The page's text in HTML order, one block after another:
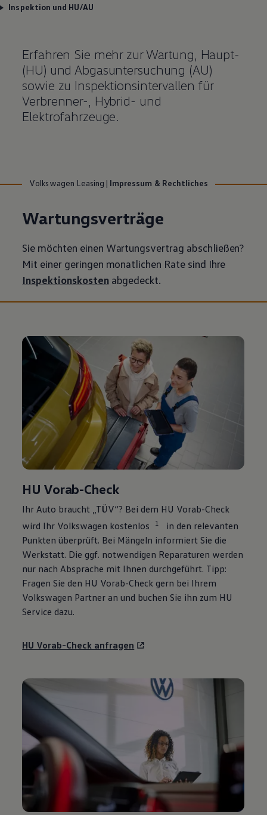
Inspektion und HU/AU
Erfahren Sie mehr zur Wartung, Haupt-
(HU) und Abgasuntersuchung (AU)
sowie zu Inspektionsintervallen für
Verbrenner-, Hybrid- und
Elektrofahrzeuge.
Volkswagen Leasing | Impressum & Rechtliches
Wartungsverträge
Sie möchten einen Wartungsvertrag abschließen?
Mit einer geringen monatlichen Rate sind Ihre
Inspektionskostenabgedeckt.
HU Vorab-Check
Ihr Auto braucht „TÜV“? Bei dem HU Vorab-Check
wird Ihr Volkswagen kostenlos 1
in den relevanten
Punkten überprüft. Bei Mängeln informiert Sie die
Werkstatt. Die ggf. notwendigen Reparaturen werden
nur nach Absprache mit Ihnen durchgeführt. Tipp:
Fragen Sie den HU Vorab-Check gern bei Ihrem
Volkswagen Partner an und buchen Sie ihn zum HU
Service dazu.
HU Vorab-Check anfragen